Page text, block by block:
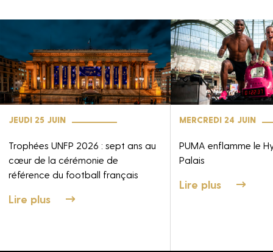
JEUDI 25 JUIN
Trophées UNFP 2026 : sept ans au
cœur de la cérémonie de
référence du football français
Lire plus
MERCREDI 24 JUIN
PUMA enflamme le
Palais
Lire plus